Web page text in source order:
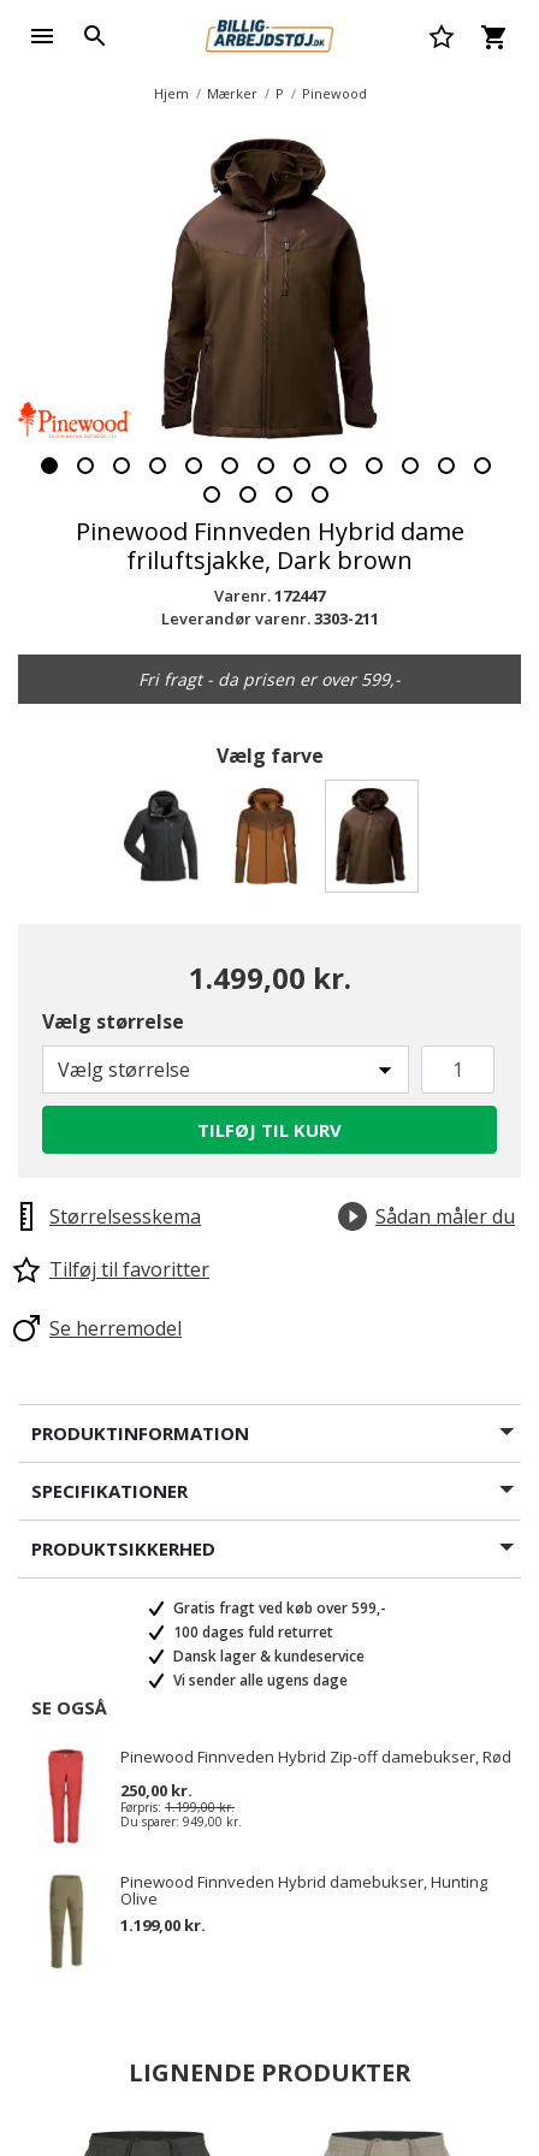
Hjem Mærker P Pinewood
Pinewood Finnveden Hybrid dame
friluftsjakke, Dark brown
Varenr.172447
Leverandør varenr.3303-211
Fri fragt - da prisen er over 599,-
Vælg farve
1.499,00 kr.
Vælg størrelse
Vælg størrelse
TILFØJ TIL KURV
Størrelsesskema
Sådan måler du
Tilføj til favoritter
Se herremodel
PRODUKTINFORMATION
SPECIFIKATIONER
PRODUKTSIKKERHED
Gratis fragt ved køb over 599,-
100 dages fuld returret
Dansk lager & kundeservice
Vi sender alle ugens dage
SE OGSÅ
Pinewood Finnveden Hybrid Zip-off damebukser, Rød
250,00 kr.
Førpris: 1.199,00 kr.
Du sparer: 949,00 kr.
Pinewood Finnveden Hybrid damebukser, Hunting
Olive
1.199,00 kr.
LIGNENDE PRODUKTER